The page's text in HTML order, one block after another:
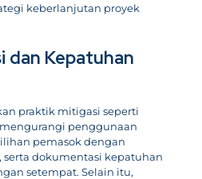
keberlanjutan proyek
dan Kepatuhan
praktik mitigasi seperti
penggunaan
pemasok dengan
dokumentasi kepatuhan
setempat. Selain itu,